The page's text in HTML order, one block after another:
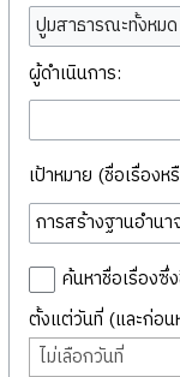
ปูมสาธารณะทั้งหมด
ผู้ดำเนินการ:
เป้าหมาย (ชื่อเรื่อง
ค้นหาชื่อเรื่อง
ตั้งแต่วันที่ (และก่อน
ไม่เลือกวันที่